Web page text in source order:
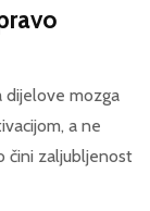
dijelove mozga
a ne
čini zaljubljenost